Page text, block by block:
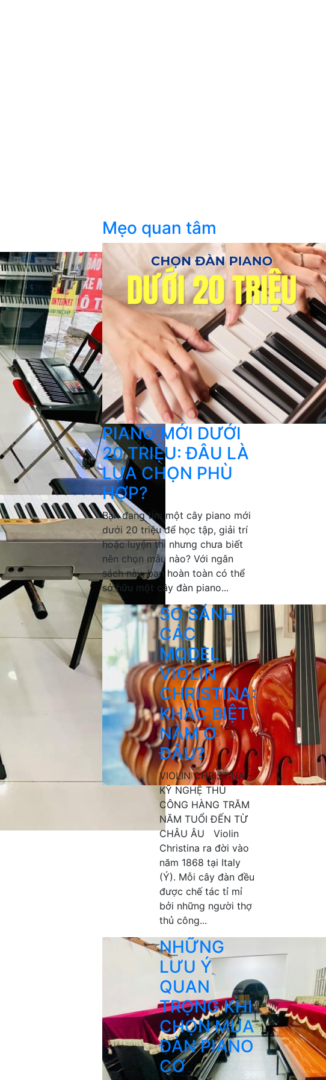
Mẹo quan tâm
PIANO MỚI DƯỚI
20 TRIỆU: ĐÂU LÀ
LỰA CHỌN PHÙ
HỢP?
Bạn đang tìm một cây piano mới
dưới 20 triệu để học tập, giải trí
hoặc luyện thi nhưng chưa biết
nên chọn mẫu nào? Với ngân
sách này, bạn hoàn toàn có thể
sở hữu một cây đàn piano...
SO SÁNH
CÁC
MODEL
VIOLIN
CHRISTINA:
KHÁC BIỆT
NẰM Ở
ĐÂU?
VIOLIN CHRISTINA –
KỸ NGHỆ THỦ
CÔNG HÀNG TRĂM
NĂM TUỔI ĐẾN TỪ
CHÂU ÂU Violin
Christina ra đời vào
năm 1868 tại Italy
(Ý). Mỗi cây đàn đều
được chế tác tỉ mỉ
bởi những người thợ
thủ công...
NHỮNG
LƯU Ý
QUAN
TRỌNG KHI
CHỌN MUA
ĐÀN PIANO
CƠ